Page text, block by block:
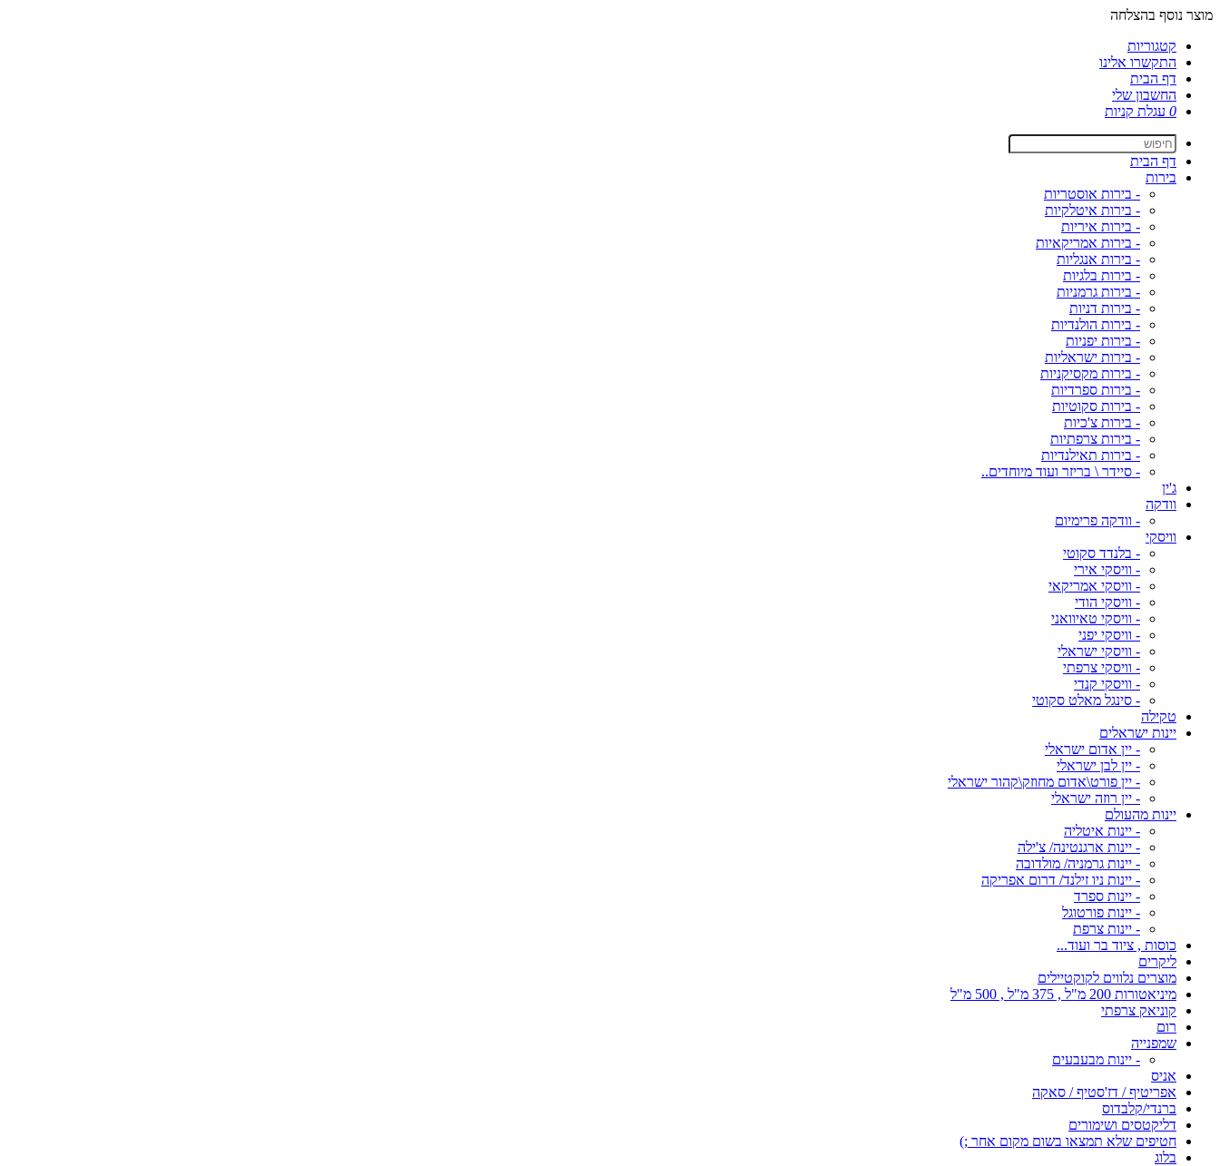
מוצר נוסף בהצלחה
קטגוריות
התקשרו אלינו
דף הבית
החשבון שלי
0 עגלת קניות
דף הבית
בירות
- בירות אוסטריות
- בירות איטלקיות
- בירות איריות
- בירות אמריקאיות
- בירות אנגליות
- בירות בלגיות
- בירות גרמניות
- בירות דניות
- בירות הולנדיות
- בירות יפניות
- בירות ישראליות
- בירות מקסיקניות
- בירות ספרדיות
- בירות סקוטיות
- בירות צ'כיות
- בירות צרפתיות
- בירות תאילנדיות
- סיידר \ בריזר ועוד מיוחדים..
ג'ין
וודקה
- וודקה פרימיום
וויסקי
- בלנדד סקוטי
- וויסקי אירי
- וויסקי אמריקאי
- וויסקי הודי
- וויסקי טאיוואני
- וויסקי יפני
- וויסקי ישראלי
- וויסקי צרפתי
- וויסקי קנדי
- סינגל מאלט סקוטי
טקילה
יינות ישראלים
- יין אדום ישראלי
- יין לבן ישראלי
- יין פורט\אדום מחוזק\קהור ישראלי
- יין רוזה ישראלי
יינות מהעולם
- יינות איטליה
- יינות ארגנטינה/ צ'ילה
- יינות גרמניה/ מולדובה
- יינות ניו זילנד/ דרום אפריקה
- יינות ספרד
- יינות פורטוגל
- יינות צרפת
כוסות , ציוד בר ועוד...
ליקרים
מוצרים נלווים לקוקטיילים
מיניאטורות 200 מ"ל , 375 מ"ל , 500 מ"ל
קוניאק צרפתי
רום
שמפנייה
- יינות מבעבעים
אניס
אפריטיף / דז'סטיף / סאקה
ברנדי/קלבדוס
דליקטסים ושימורים
חטיפים שלא תמצאו בשום מקום אחר ;)
בלוג